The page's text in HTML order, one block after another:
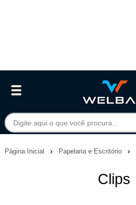
Página Inicial Papelaria e Escritório
Clips